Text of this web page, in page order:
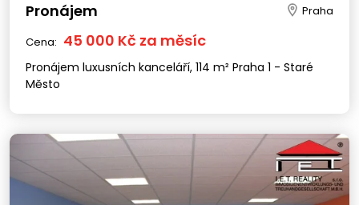
Pronájem Praha
Cena: 45 000 Kč za měsíc
Pronájem luxusních kanceláří, 114 m² Praha 1 - Staré
Město